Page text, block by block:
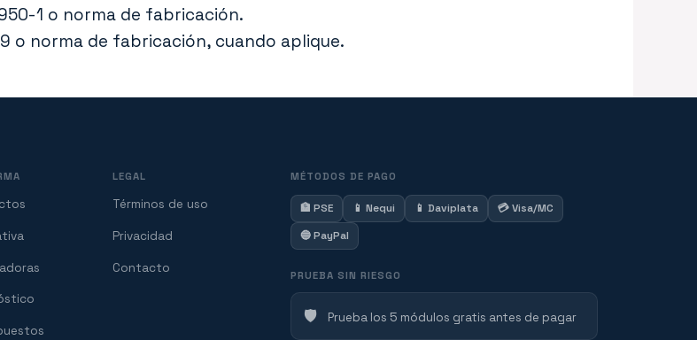
1 o norma de fabricación.
o norma de fabricación, cuando aplique.
LEGAL
Términos de uso
Privacidad
Contacto
MÉTODOS DE PAGO
🏦 PSE 📱 Nequi 📱 Daviplata
💳 Visa/MC
🔵 PayPal
PRUEBA SIN RIESGO
🛡️ Prueba los 5 módulos gratis antes de pagar